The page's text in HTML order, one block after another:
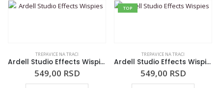
TREPAVICE NA TRACI
Ardell Studio Effects Wispies
549,00 RSD
TOP
TREPAVICE NA TRACI
Ardell Studio Effects Wispies
549,00 RSD